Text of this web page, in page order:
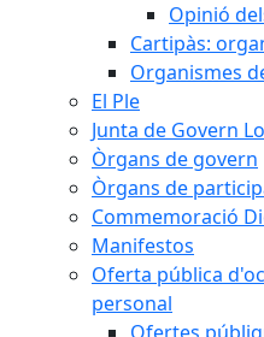
Opinió
Cartipàs:
Organismes
El Ple
Junta de Govern
Òrgans de govern
Òrgans de
Commemoració
Manifestos
Oferta pública
personal